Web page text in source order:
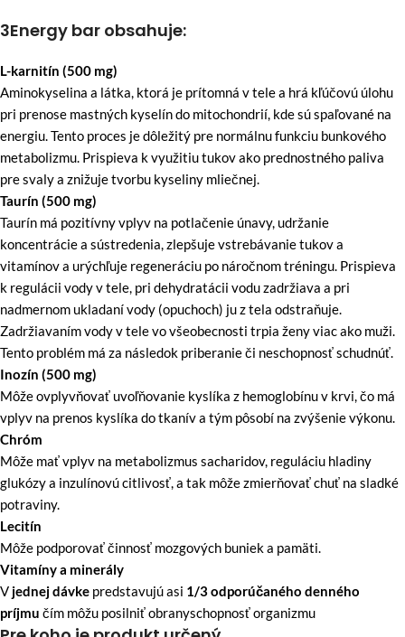
3Energy bar obsahuje:
L-karnitín (500 mg)
Aminokyselina a látka, ktorá je prítomná v tele a hrá kľúčovú úlohu
pri prenose mastných kyselín do mitochondrií, kde sú spaľované na
energiu. Tento proces je dôležitý pre normálnu funkciu bunkového
metabolizmu. Prispieva k využitiu tukov ako prednostného paliva
pre svaly a znižuje tvorbu kyseliny mliečnej.
Taurín (500 mg)
Taurín má pozitívny vplyv na potlačenie únavy, udržanie
koncentrácie a sústredenia, zlepšuje vstrebávanie tukov a
vitamínov a urýchľuje regeneráciu po náročnom tréningu. Prispieva
k regulácii vody v tele, pri dehydratácii vodu zadržiava a pri
nadmernom ukladaní vody (opuchoch) ju z tela odstraňuje.
Zadržiavaním vody v tele vo všeobecnosti trpia ženy viac ako muži.
Tento problém má za následok priberanie či neschopnosť schudnúť.
Inozín (500 mg)
Môže ovplyvňovať uvoľňovanie kyslíka z hemoglobínu v krvi, čo má
vplyv na prenos kyslíka do tkanív a tým pôsobí na zvýšenie výkonu.
Chróm
Môže mať vplyv na metabolizmus sacharidov, reguláciu hladiny
glukózy a inzulínovú citlivosť, a tak môže zmierňovať chuť na sladké
potraviny.
Lecitín
Môže podporovať činnosť mozgových buniek a pamäti.
Vitamíny a minerály
V jednej dávke predstavujú asi 1/3 odporúčaného denného
príjmu čím môžu posilniť obranyschopnosť organizmu